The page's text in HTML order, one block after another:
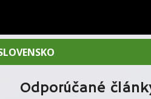
Odporúčané